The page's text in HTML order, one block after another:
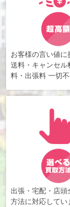
お客様の言い値に
送料・キャンセル
料・出張料 一切不
出張・宅配・店頭
方法に対応してい